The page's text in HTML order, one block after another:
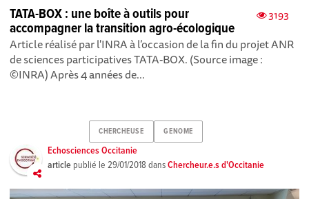
3193
TATA-BOX : une boîte à outils pour
accompagner la transition agro-écologique
Article réalisé par l'INRA à l’occasion de la fin du projet ANR
de sciences participatives TATA-BOX. (Source image :
©INRA) Après 4 années de...
CHERCHEUSE GENOME
Echosciences Occitanie
article publié le29/01/2018 dansChercheur.e.s d'Occitanie